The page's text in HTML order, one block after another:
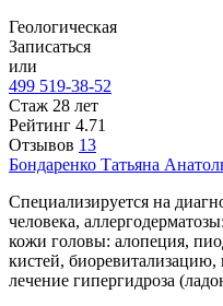
Геологическая
Записаться
или
499 519-38-52
Стаж 28 лет
Рейтинг 4.71
Отзывов 13
Бондаренко Татьяна
Специализируется на
человека,
кожи головы: алопеция,
кистей,
лечение гипергидроза